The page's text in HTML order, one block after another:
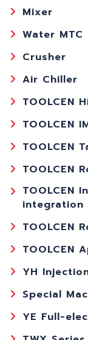
Mixer
Water MTC
Crusher
Air Chiller
TOOLCEN
TOOLCEN
TOOLCEN
TOOLCEN
TOOLCEN
integration
TOOLCEN
TOOLCEN
YH
Special
YE Full-